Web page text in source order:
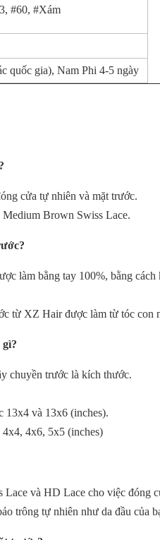
#60, #Xám
quốc gia), Nam Phi 4-5 ngày
cửa tự nhiên và mặt trước.
Brown Swiss Lace.
làm bằng tay 100%, bằng
từ XZ Hair được làm từ tóc
chuyền trước là kích thước.
13x4 và 13x6 (inches).
4x6, 5x5 (inches)
và HD Lace cho việc đóng
trông tự nhiên như da đầu của